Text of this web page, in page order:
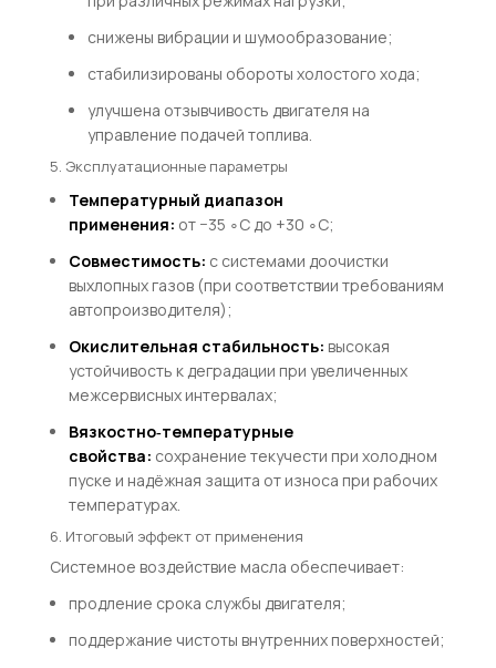
снижены вибрации и шумообразование;
стабилизированы обороты холостого хода;
улучшена отзывчивость двигателя на
управление подачей топлива.
5. Эксплуатационные параметры
Температурный диапазон
применения: от −35 ∘Cдо +30 ∘C;
Совместимость: с системами доочистки
выхлопных газов (при соответствии требованиям
автопроизводителя);
Окислительная стабильность: высокая
устойчивость к деградации при увеличенных
межсервисных интервалах;
Вязкостно‑температурные
свойства: сохранение текучести при холодном
пуске и надёжная защита от износа при рабочих
температурах.
6. Итоговый эффект от применения
Системное воздействие масла обеспечивает:
продление срока службы двигателя;
поддержание чистоты внутренних поверхностей;